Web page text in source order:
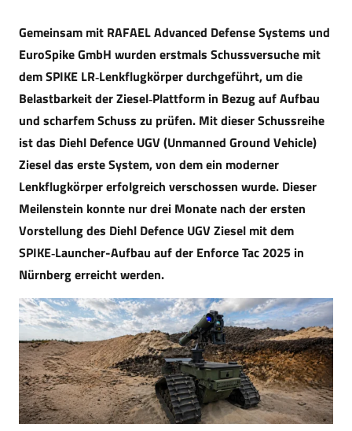
Gemeinsam mit RAFAEL Advanced Defense Systems und
EuroSpike GmbH wurden erstmals Schussversuche mit
dem SPIKE LR‑Lenkflugkörper durchgeführt, um die
Belastbarkeit der Ziesel‑Plattform in Bezug auf Aufbau
und scharfem Schuss zu prüfen. Mit dieser Schussreihe
ist das Diehl Defence UGV (Unmanned Ground Vehicle)
Ziesel das erste System, von dem ein moderner
Lenkflugkörper erfolgreich verschossen wurde. Dieser
Meilenstein konnte nur drei Monate nach der ersten
Vorstellung des Diehl Defence UGV Ziesel mit dem
SPIKE‑Launcher-Aufbau auf der Enforce Tac 2025 in
Nürnberg erreicht werden.